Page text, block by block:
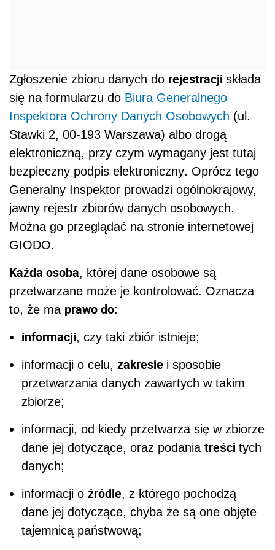
Zgłoszenie zbioru danych do rejestracji składa
się na formularzu do Biura Generalnego
Inspektora Ochrony Danych Osobowych (ul.
Stawki 2, 00-193 Warszawa) albo drogą
elektroniczną, przy czym wymagany jest tutaj
bezpieczny podpis elektroniczny. Oprócz tego
Generalny Inspektor prowadzi ogólnokrajowy,
jawny rejestr zbiorów danych osobowych.
Można go przeglądać na stronie internetowej
GIODO.
Każda osoba, której dane osobowe są
przetwarzane może je kontrolować. Oznacza
to, że ma prawo do:
informacji, czy taki zbiór istnieje;
informacji o celu, zakresie i sposobie
przetwarzania danych zawartych w takim
zbiorze;
informacji, od kiedy przetwarza się w zbiorze
dane jej dotyczące, oraz podania treści tych
danych;
informacji o źródle, z którego pochodzą
dane jej dotyczące, chyba że są one objęte
tajemnicą państwową;